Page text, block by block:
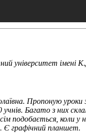
університет
Пропоную
Багато з них
подобається, коли у
Є графічний планшет.